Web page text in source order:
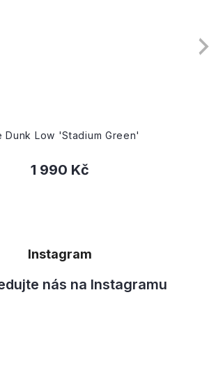
Dunk Low 'Stadium Green'
1 990 Kč
Instagram
nás na Instagramu